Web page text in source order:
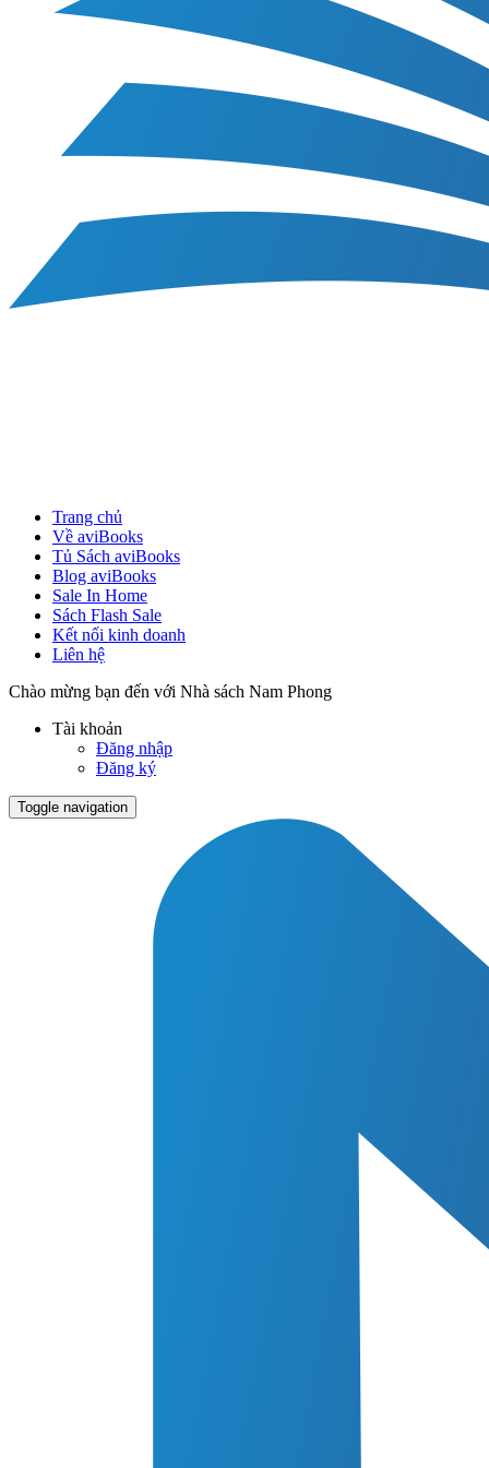
Trang chủ
Về aviBooks
Tủ Sách aviBooks
Blog aviBooks
Sale In Home
Sách Flash Sale
Kết nối kinh doanh
Liên hệ
Chào mừng bạn đến với Nhà sách Nam Phong
Tài khoản
Đăng nhập
Đăng ký
Toggle navigation